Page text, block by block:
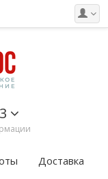
Доставка